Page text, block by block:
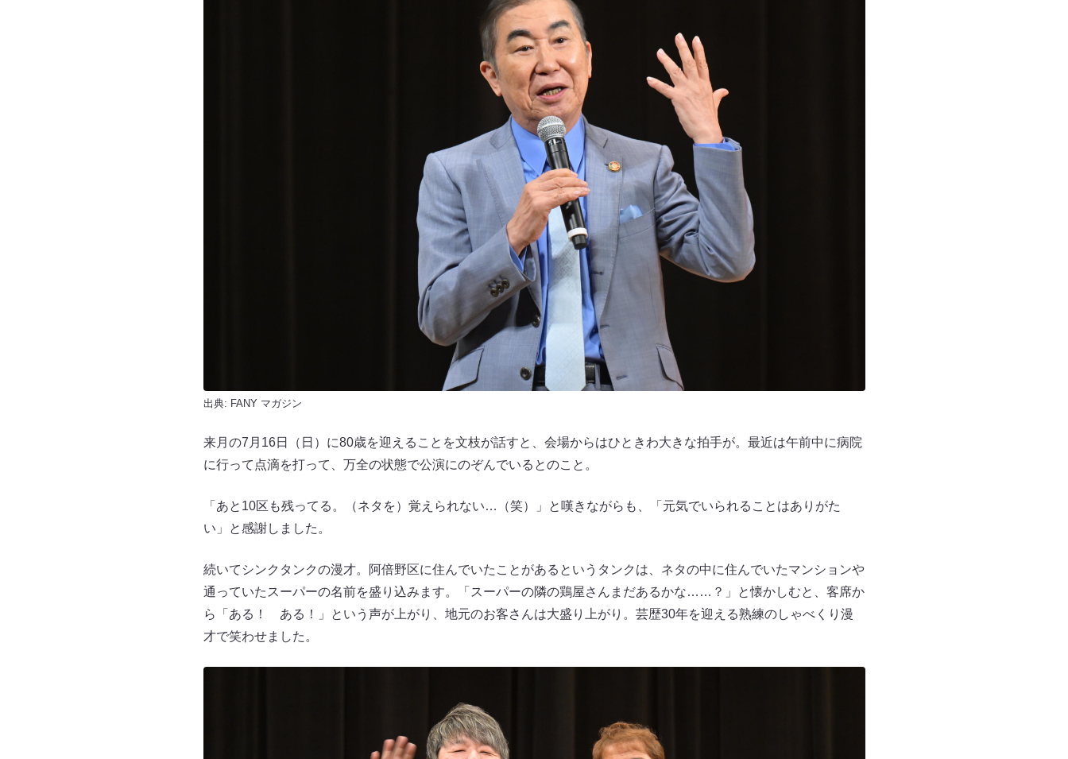
出典: FANY マガジン
来月の7月16日（日）に80歳を迎えることを文枝が話すと、会場からはひときわ大きな拍手が。最近は午前中に病院
に行って点滴を打って、万全の状態で公演にのぞんでいるとのこと。
「あと10区も残ってる。（ネタを）覚えられない…（笑）」と嘆きながらも、「元気でいられることはありがた
い」と感謝しました。
続いてシンクタンクの漫才。阿倍野区に住んでいたことがあるというタンクは、ネタの中に住んでいたマンションや
通っていたスーパーの名前を盛り込みます。「スーパーの隣の鶏屋さんまだあるかな……？」と懐かしむと、客席か
ら「ある！ ある！」という声が上がり、地元のお客さんは大盛り上がり。芸歴30年を迎える熟練のしゃべくり漫
才で笑わせました。